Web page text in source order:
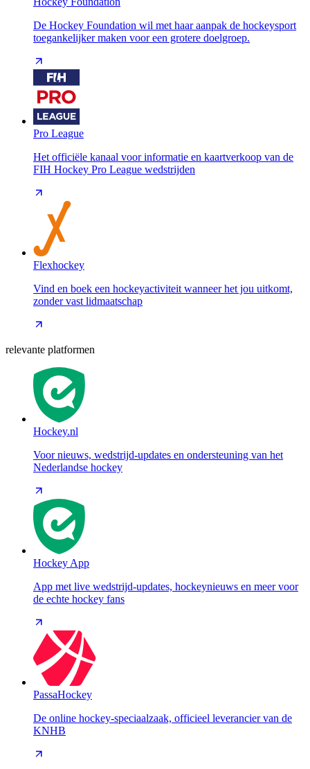
De Hockey Foundation wil met haar aanpak de hockeysport
toegankelijker maken voor een grotere doelgroep.
Pro League
Het officiële kanaal voor informatie en kaartverkoop van de
FIH Hockey Pro League wedstrijden
Flexhockey
Vind en boek een hockeyactiviteit wanneer het jou uitkomt,
zonder vast lidmaatschap
relevante platformen
Hockey.nl
Voor nieuws, wedstrijd-updates en ondersteuning van het
Nederlandse hockey
Hockey App
App met live wedstrijd-updates, hockeynieuws en meer voor
de echte hockey fans
PassaHockey
De online hockey-speciaalzaak, officieel leverancier van de
KNHB